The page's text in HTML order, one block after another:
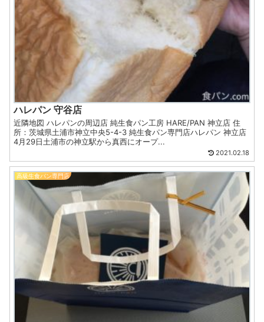
ハレパン 守谷店
近隣地図 ハレパンの周辺店 純生食パン工房 HARE/PAN 神立店 住
所：茨城県土浦市神立中央5-4-3 純生食パン専門店ハレパン 神立店
4月29日土浦市の神立駅から真西にオープ...
2021.02.18
高級生食パン専門店